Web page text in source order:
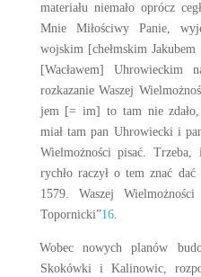
materiału niemało oprócz
Mnie Miłościwy Panie,
wojskim [chełmskim
[Wacławem]
rozkazanie Waszej
jem [= im] to tam nie
miał tam pan Uhrowiecki i
Wielmożności pisać. Trzeba,
rychło raczył o tem znać
1579. Waszej
Topornicki”16.
Wobec nowych planów
Skokówki i Kalinowic,